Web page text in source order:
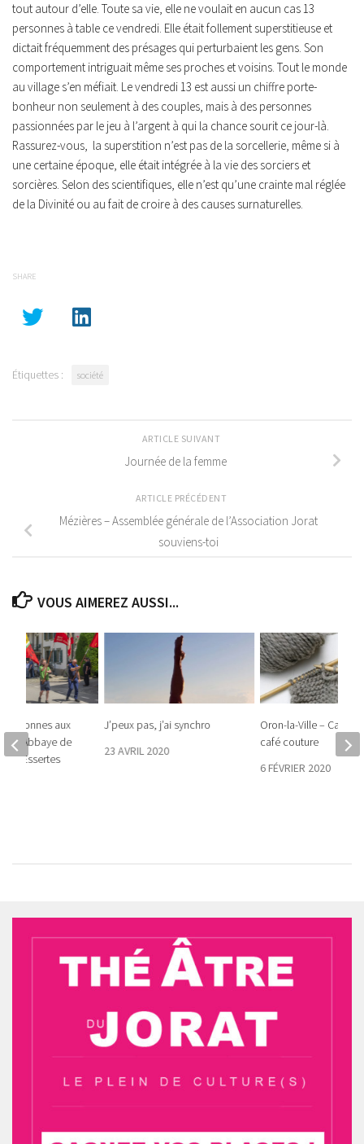
tout autour d’elle. Toute sa vie, elle ne voulait en aucun cas 13
personnes à table ce vendredi. Elle était follement superstitieuse et
dictait fréquemment des présages qui perturbaient les gens. Son
comportement intriguait même ses proches et voisins. Tout le monde
au village s’en méfiait. Le vendredi 13 est aussi un chiffre porte-
bonheur non seulement à des couples, mais à des personnes
passionnées par le jeu à l’argent à qui la chance sourit ce jour-là.
Rassurez-vous, la superstition n’est pas de la sorcellerie, même si à
une certaine époque, elle était intégrée à la vie des sorciers et
sorcières. Selon des scientifiques, elle n’est qu’une crainte mal réglée
de la Divinité ou au fait de croire à des causes surnaturelles.
SHARE
Étiquettes : société
ARTICLE SUIVANT
Journée de la femme
ARTICLE PRÉCÉDENT
Mézières – Assemblée générale de l’Association Jorat
souviens-toi
VOUS AIMEREZ AUSSI...
J’peux pas, j’ai synchro
23 AVRIL 2020
Oron-la-Ville – Café
café couture
6 FÉVRIER 2020
couronnes aux
l’Abbaye de
Essertes